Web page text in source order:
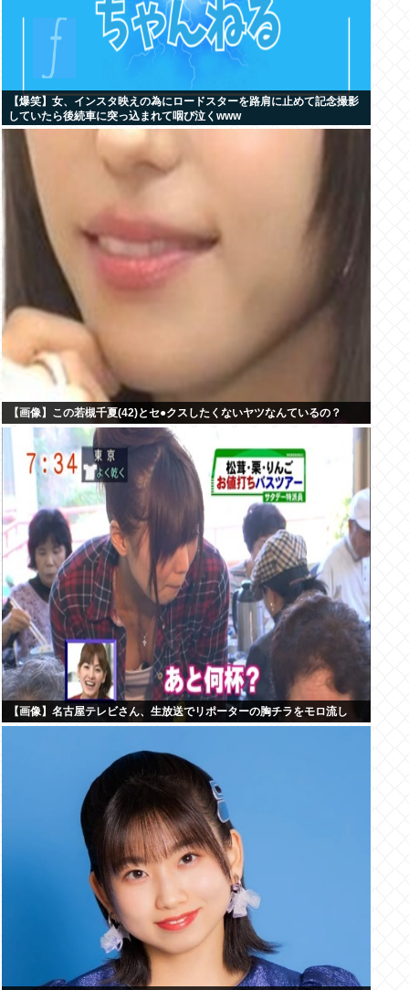
【爆笑】女、インスタ映えの為にロードスターを路肩に止めて記念撮影
していたら後続車に突っ込まれて咽び泣くwww
【画像】この若槻千夏(42)とセ●クスしたくないヤツなんているの？
【画像】名古屋テレビさん、生放送でリポーターの胸チラをモロ流し